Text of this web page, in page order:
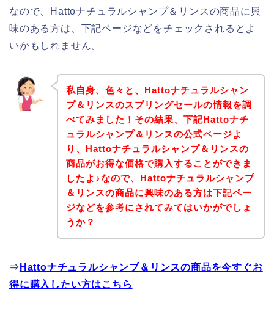
なので、Hattoナチュラルシャンプ＆リンスの商品に興
味のある方は、下記ページなどをチェックされるとよ
いかもしれません。
私自身、色々と、Hattoナチュラルシャン
プ＆リンスのスプリングセールの情報を調
べてみました！その結果、下記Hattoナチ
ュラルシャンプ＆リンスの公式ページよ
り、Hattoナチュラルシャンプ＆リンスの
商品がお得な価格で購入することができま
したよ♪なので、Hattoナチュラルシャンプ
＆リンスの商品に興味のある方は下記ペー
ジなどを参考にされてみてはいかがでしょ
うか？
⇒ Hattoナチュラルシャンプ＆リンスの商品を今すぐお
得に購入したい方はこちら